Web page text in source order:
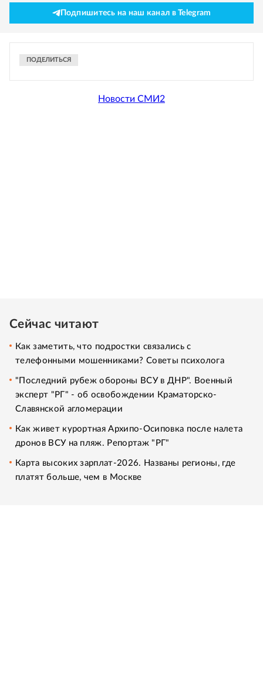
Подпишитесь на наш канал в Telegram
ПОДЕЛИТЬСЯ
Новости СМИ2
Сейчас читают
Как заметить, что подростки связались с
телефонными мошенниками? Советы психолога
"Последний рубеж обороны ВСУ в ДНР". Военный
эксперт "РГ" - об освобождении Краматорско-
Славянской агломерации
Как живет курортная Архипо-Осиповка после налета
дронов ВСУ на пляж. Репортаж "РГ"
Карта высоких зарплат-2026. Названы регионы, где
платят больше, чем в Москве